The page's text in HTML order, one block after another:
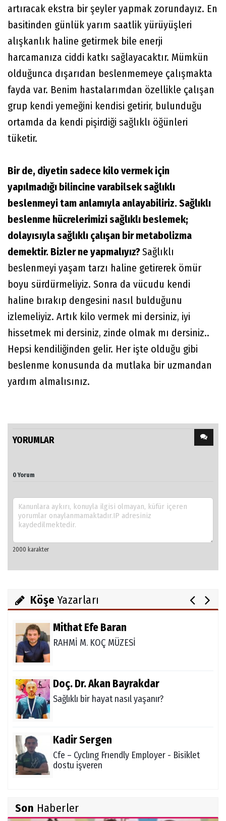
artıracak ekstra bir şeyler yapmak zorundayız. En
basitinden günlük yarım saatlik yürüyüşleri
alışkanlık haline getirmek bile enerji
harcamanıza ciddi katkı sağlayacaktır. Mümkün
olduğunca dışarıdan beslenmemeye çalışmakta
fayda var. Benim hastalarımdan özellikle çalışan
grup kendi yemeğini kendisi getirir, bulunduğu
ortamda da kendi pişirdiği sağlıklı öğünleri
tüketir.
Bir de, diyetin sadece kilo vermek için
yapılmadığı bilincine varabilsek sağlıklı
beslenmeyi tam anlamıyla anlayabiliriz. Sağlıklı
beslenme hücrelerimizi sağlıklı beslemek;
dolayısıyla sağlıklı çalışan bir metabolizma
demektir. Bizler ne yapmalıyız?Sağlıklı
beslenmeyi yaşam tarzı haline getirerek ömür
boyu sürdürmeliyiz. Sonra da vücudu kendi
haline bırakıp dengesini nasıl bulduğunu
izlemeliyiz. Artık kilo vermek mi dersiniz, iyi
hissetmek mi dersiniz, zinde olmak mı dersiniz..
Hepsi kendiliğinden gelir. Her işte olduğu gibi
beslenme konusunda da mutlaka bir uzmandan
yardım almalısınız.
YORUMLAR
0 Yorum
Köşe Yazarları
Ali Şanlı
Skolyoz
Julia Alaettinoglu
Mithat Efe Baran
RAHMİ M. KOÇ MÜZESİ
Doç. Dr. Akan Bayrakdar
Sağlıklı bir hayat nasıl yaşanır?
Kadir Sergen
Cfe – Cyclıng Frıendly Employer - Bisiklet
dostu işveren
Ocak 2021 Aylık Burç Yorumu
Son Haberler